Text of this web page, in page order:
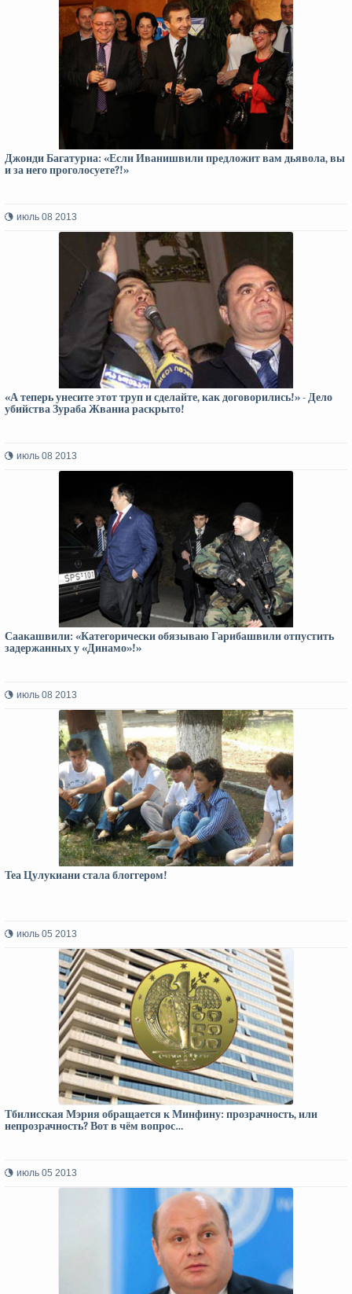
Джонди Багатуриа: «Если Иванишвили предложит вам дьявола, вы
и за него проголосуете?!»
июль 08 2013
«А теперь унесите этот труп и сделайте, как договорились!» - Дело
убийства Зураба Жваниа раскрыто!
июль 08 2013
Саакашвили: «Категорически обязываю Гарибашвили отпустить
задержанных у «Динамо»!»
июль 08 2013
Теа Цулукиани стала блоггером!
июль 05 2013
Тбилисская Мэрия обращается к Минфину: прозрачность, или
непрозрачность? Вот в чём вопрос…
июль 05 2013